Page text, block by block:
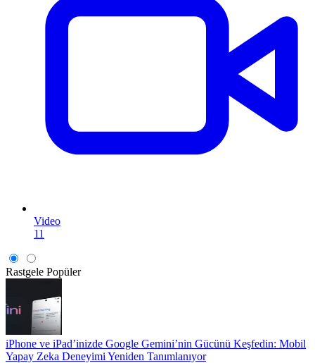
Video
11
Rastgele Popüler
iPhone ve iPad’inizde Google Gemini’nin Gücünü Keşfedin: Mobil
Yapay Zeka Deneyimi Yeniden Tanımlanıyor